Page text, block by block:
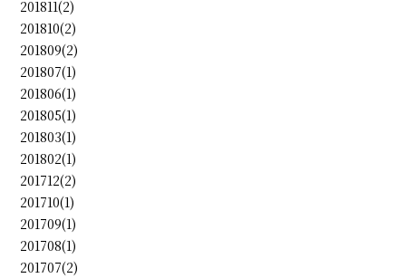
201811(2)
201810(2)
201809(2)
201807(1)
201806(1)
201805(1)
201803(1)
201802(1)
201712(2)
201710(1)
201709(1)
201708(1)
201707(2)